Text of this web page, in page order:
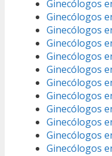
Ginecólogos
Ginecólogos
Ginecólogos
Ginecólogos
Ginecólogos
Ginecólogos
Ginecólogos
Ginecólogos
Ginecólogos
Ginecólogos
Ginecólogos
Ginecólogos